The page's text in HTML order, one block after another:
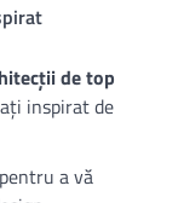
de top
inspirat de
pentru a vă